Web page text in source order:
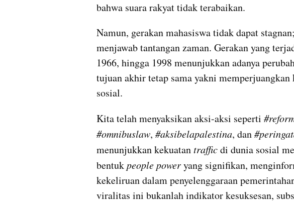
bahwa suara rakyat tidak terabaikan.
Namun, gerakan mahasiswa tidak dapat
menjawab tantangan zaman. Gerakan yang
1966, hingga 1998 menunjukkan adanya
tujuan akhir tetap sama yakni memperjuangkan
sosial.
Kita telah menyaksikan aksi-aksi seperti
#omnibuslaw, #aksibelapalestina, dan
menunjukkan kekuatan traffic di dunia sosial
bentuk people power yang signifikan,
kekeliruan dalam penyelenggaraan
viralitas ini bukanlah indikator kesuksesan,